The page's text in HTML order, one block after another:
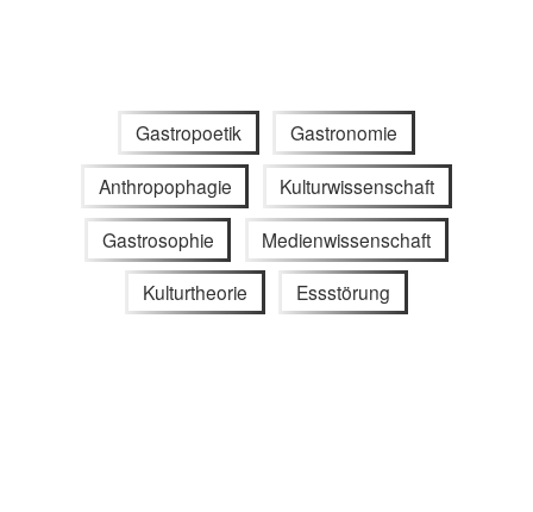
Gastropoetik Gastronomie
Anthropophagie Kulturwissenschaft
Gastrosophie Medienwissenschaft
Kulturtheorie Essstörung